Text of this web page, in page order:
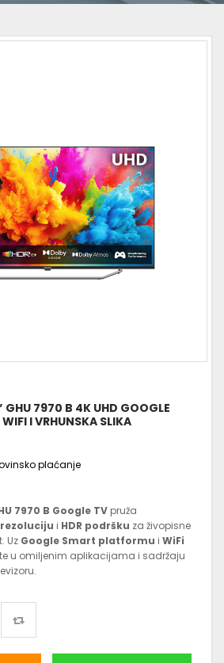
GHU 7970 B 4K UHD GOOGLE
I VRHUNSKA SLIKA
plaćanje
7970 B Google TV pruža
rezoluciju i HDR podršku za živopisne
Uz Google Smart platformu i WiFi
u omiljenim aplikacijama i sadržaju